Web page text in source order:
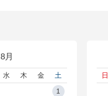
8月
水 木 金
土
1
日